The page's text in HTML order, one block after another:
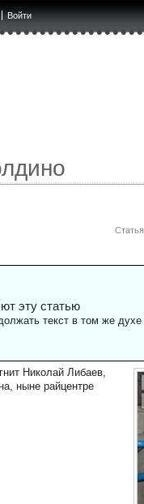
Войти
Статья
эту статью
текст в том же духе
Николай Либаев,
ныне райцентре